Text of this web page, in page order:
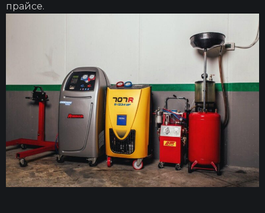
прайсе.